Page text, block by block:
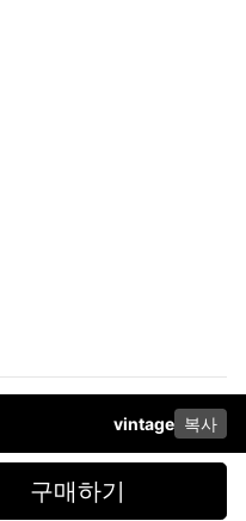
vintage 복사
구매하기
방침사업자 정보다운로드
이스북